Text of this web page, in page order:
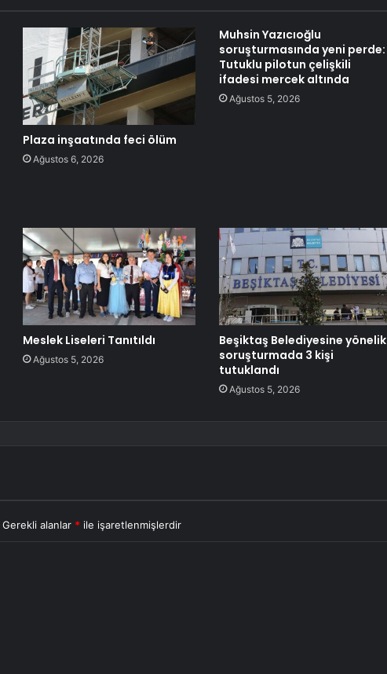
Plaza inşaatında feci ölüm
Ağustos 6, 2026
Muhsin Yazıcıoğlu
soruşturmasında yeni perde:
Tutuklu pilotun çelişkili
ifadesi mercek altında
Ağustos 5, 2026
Meslek Liseleri Tanıtıldı
Ağustos 5, 2026
Beşiktaş Belediyesine yönelik
soruşturmada 3 kişi
tutuklandı
Ağustos 5, 2026
Gerekli alanlar * ile işaretlenmişlerdir